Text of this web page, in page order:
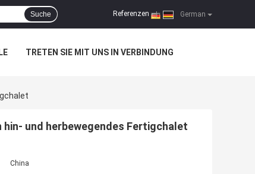
German
Referenzen |
Suche
TRETEN SIE MIT UNS IN VERBINDUNG
und herbewegendes Fertigchalet
China